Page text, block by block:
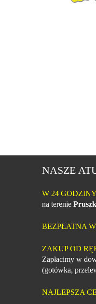
NASZE
W 24 GODZINY
na terenie
BEZPŁATNA
ZAKUP OD
Zapłacimy w
(gotówka,
NAJLEPSZA